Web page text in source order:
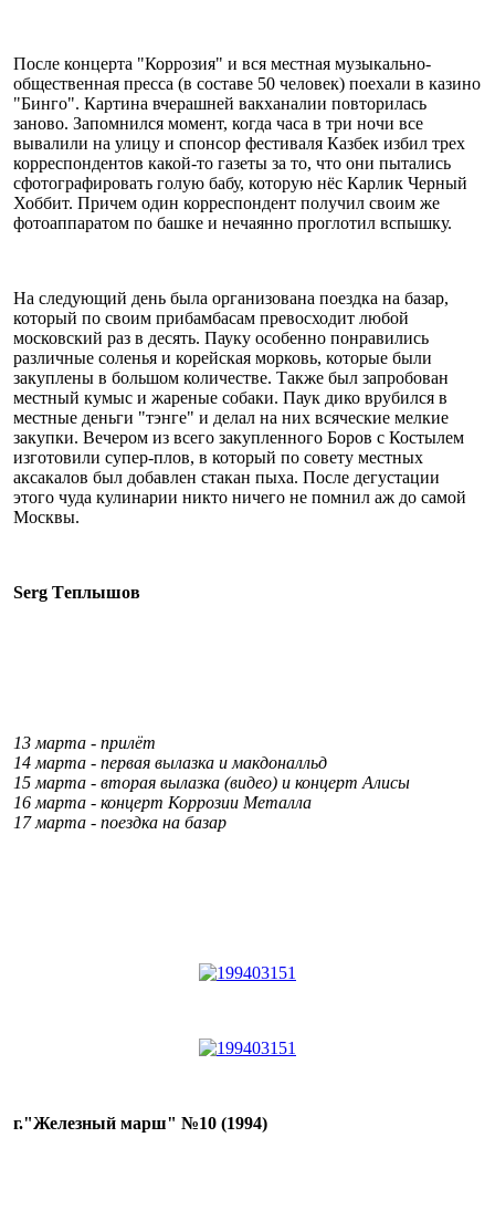
После концерта "Коррозия" и вся местная музыкально-
общественная пресса (в составе 50 человек) поехали в казино
"Бинго". Картина вчерашней вакханалии повторилась
заново. Запомнился момент, когда часа в три ночи все
вывалили на улицу и спонсор фестиваля Казбек избил трех
корреспондентов какой-то газеты за то, что они пытались
сфотографировать голую бабу, которую нёс Карлик Черный
Хоббит. Причем один корреспондент получил своим же
фотоаппаратом по башке и нечаянно проглотил вспышку.
На следующий день была организована поездка на базар,
который по своим прибамбасам превосходит любой
московский раз в десять. Пауку особенно понравились
различные соленья и корейская морковь, которые были
закуплены в большом количестве. Также был запробован
местный кумыс и жареные собаки. Паук дико врубился в
местные деньги "тэнге" и делал на них всяческие мелкие
закупки. Вечером из всего закупленного Боров с Костылем
изготовили супер-плов, в который по совету местных
аксакалов был добавлен стакан пыха. После дегустации
этого чуда кулинарии никто ничего не помнил аж до самой
Москвы.
Serg Τеплышов
13 марта - прилёт
14 марта - первая вылазка и макдоналльд
15 марта - вторая вылазка (видео) и концерт Алисы
16 марта - концерт Коррозии Металла
17 марта - поездка на базар
г."Железный марш" №10 (1994)